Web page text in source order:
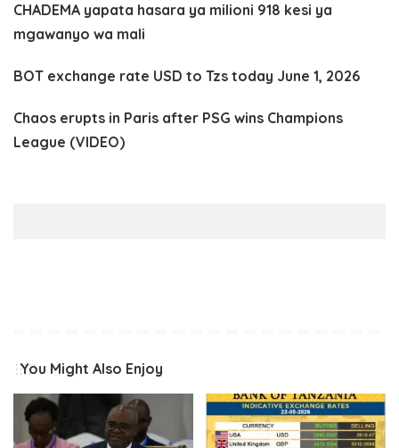
CHADEMA yapata hasara ya milioni 918 kesi ya
mgawanyo wa mali
BOT exchange rate USD to Tzs today June 1, 2026
Chaos erupts in Paris after PSG wins Champions
League (VIDEO)
You Might Also Enjoy